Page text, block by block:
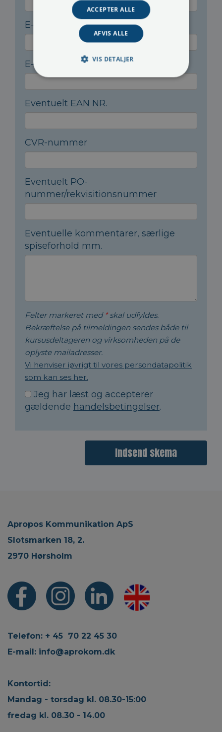
E-mail til kontaktperson*
E-mail til fakturering*
Eventuelt EAN NR.
CVR-nummer
Eventuelt PO-
nummer/rekvisitionsnummer
Eventuelle kommentarer, særlige
spiseforhold mm.
Felter markeret med *skal udfyldes.
Bekræftelse på tilmeldingen sendes både til
kursusdeltageren og virksomheden på de
oplyste mailadresser.
Vi henviser iøvrigt til vores persondatapolitik
som kan ses her.
Jeg har læst og accepterer
gældende handelsbetingelser.
Indsend skema
Apropos Kommunikation ApS
Slotsmarken 18, 2.
2970 Hørsholm
Telefon: + 45 70 22 45 30
E-mail: info@aprokom.dk
Kontortid:
Mandag - torsdag kl. 08.30-15:00
fredag kl. 08.30 - 14.00
ACCEPTER ALLE
AFVIS ALLE
VIS DETALJER